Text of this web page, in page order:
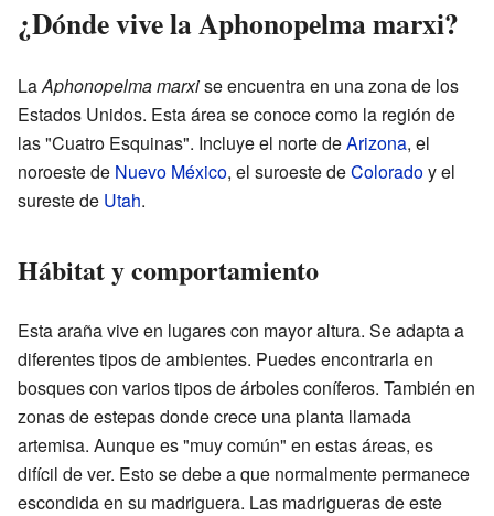
¿Dónde vive la Aphonopelma marxi?
LaAphonopelma marxise encuentra en una zona de los
Estados Unidos. Esta área se conoce como la región de
las "Cuatro Esquinas". Incluye el norte deArizona, el
noroeste de Nuevo México, el suroeste deColoradoy el
sureste de Utah.
Hábitat y comportamiento
Esta araña vive en lugares con mayor altura. Se adapta a
diferentes tipos de ambientes. Puedes encontrarla en
bosques con varios tipos de árboles coníferos. También en
zonas de estepas donde crece una planta llamada
artemisa. Aunque es "muy común" en estas áreas, es
difícil de ver. Esto se debe a que normalmente permanece
escondida en su madriguera. Las madrigueras de este